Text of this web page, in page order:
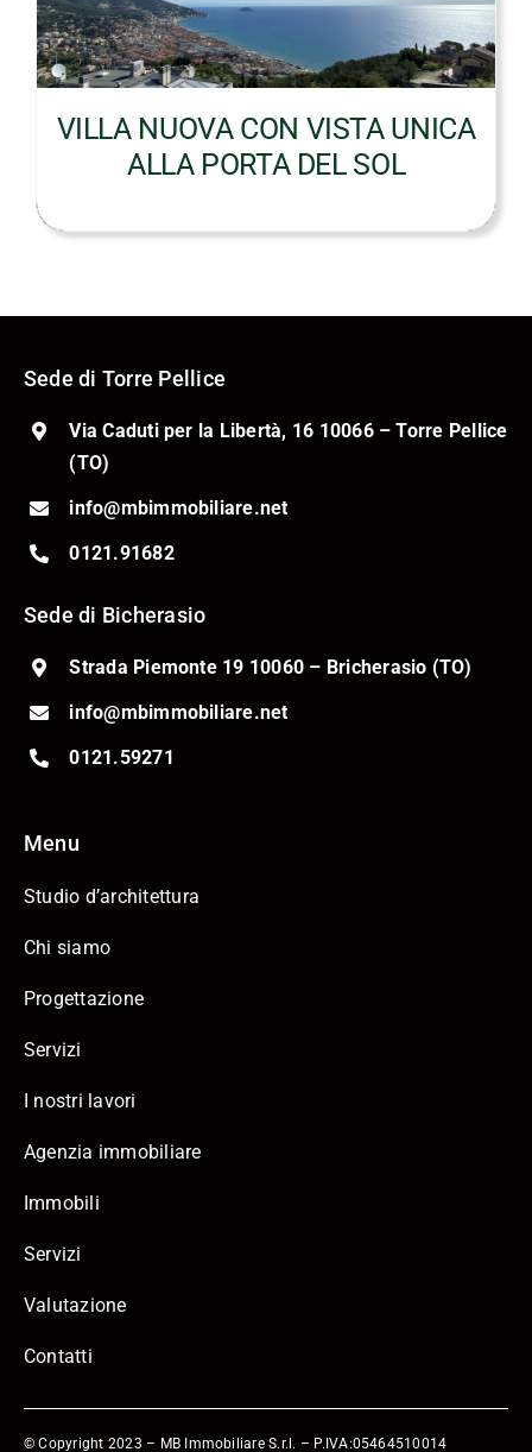
VILLA NUOVA CON VISTA UNICA
ALLA PORTA DEL SOL
Sede di Torre Pellice
Via Caduti per la Libertà, 16 10066 – Torre Pellice
(TO)
info@mbimmobiliare.net
0121.91682
Sede di Bicherasio
Strada Piemonte 19 10060 – Bricherasio (TO)
info@mbimmobiliare.net
0121.59271
Menu
Studio d’architettura
Chi siamo
Progettazione
Servizi
I nostri lavori
Agenzia immobiliare
Immobili
Servizi
Valutazione
Contatti
© Copyright 2023 – MB Immobiliare S.r.l. – P.IVA:05464510014